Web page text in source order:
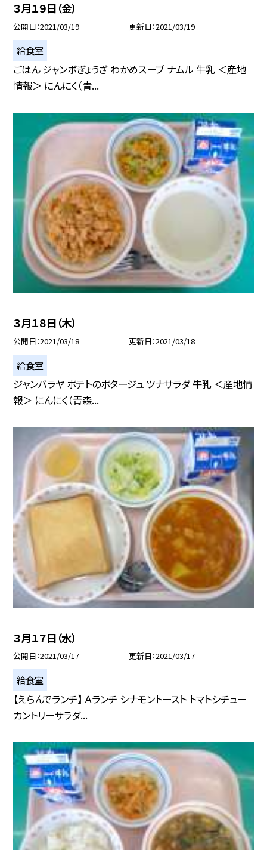
３月１９日（金）
公開日 2021/03/19 更新日 2021/03/19
給食室
ごはん ジャンボぎょうざ わかめスープ ナムル 牛乳 ＜産地
情報＞ にんにく（青...
３月１８日（木）
公開日 2021/03/18 更新日 2021/03/18
給食室
ジャンバラヤ ポテトのポタージュ ツナサラダ 牛乳 ＜産地情
報＞ にんにく（青森...
３月１７日（水）
公開日 2021/03/17 更新日 2021/03/17
給食室
【えらんでランチ】 Ａランチ シナモントースト トマトシチュー
カントリーサラダ...